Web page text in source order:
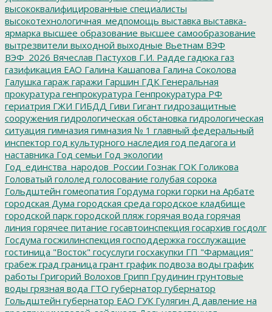
высококвалифицированные специалисты
высокотехнологичная_медпомощь выставка выставка-
ярмарка высшее образование высшее самообразование
вытрезвители выходной выходные Вьетнам ВЭФ
ВЭФ_2026 Вячеслав Пастухов Г.И. Радде гадюка газ
газификация ЕАО Галина Кашапова Галина Соколова
Галушка гараж гаражи Гаршин ГДК Генеральная
прокуратура генпрокуратура Генпрокуратура РФ
гериатрия ГЖИ ГИБДД Гиви Гигант гидрозащитные
сооружения гидрологическая обстановка гидрологическая
ситуация гимназия гимназия № 1 главный федеральный
инспектор год культурного наследия год педагога и
наставника Год семьи Год экологии
Год_единства_народов_России Гознак ГОК Голикова
Головатый гололед голосование голубая сорока
Гольдштейн гомеопатия Гордума горки горки на Арбате
городская Дума городская среда городское кладбище
городской парк городской пляж горячая вода горячая
линия горячее питание госавтоинспекция госархив госдолг
Госдума госжилинспекция господдержка госслужащие
гостиница "Восток" госуслуги госхакупки ГП "Фармация"
грабеж град граница грант график подвоза воды график
работы Григорий Волохов Грипп Грудинин грунтовые
воды грязная вода ГТО губернатор губернатор
Гольдштейн губернатор ЕАО ГУК Гулягин Д давление на